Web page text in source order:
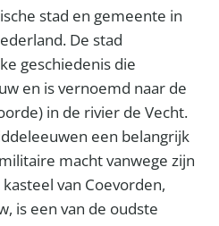
stad en gemeente in
De stad
geschiedenis die
en is vernoemd naar de
in de rivier de Vecht.
een belangrijk
macht vanwege zijn
van Coevorden,
is een van de oudste